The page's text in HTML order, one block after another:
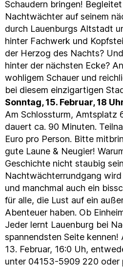
Schaudern bringen!
Nachtwächter auf seinem
durch Lauenburgs Altstadt
hinter Fachwerk und
der Herzog des Nachts?
hinter der nächsten Ecke?
wohligem Schauer und
bei diesem einzigartigen
Sonntag, 15. Februar, 18
Am Schlossturm, Amtsplatz
dauert ca. 90 Minuten.
Euro pro Person. Bitte
gute Laune & Neugier!
Geschichte nicht staubig
Nachtwächterrundgang
und manchmal auch ein
für alle, die Lust auf ein
Abenteuer haben. Ob
Jeder lernt Lauenburg bei
spannendsten Seite kennen!
13. Februar, 16:0 Uh,
unter 04153-5909 220 oder